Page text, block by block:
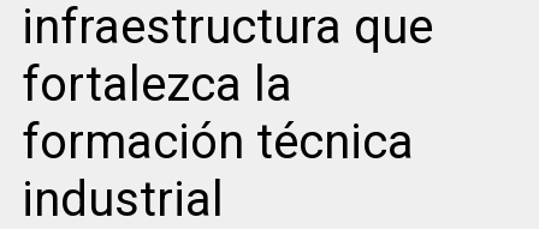
infraestructura que
fortalezca la
formación técnica
industrial